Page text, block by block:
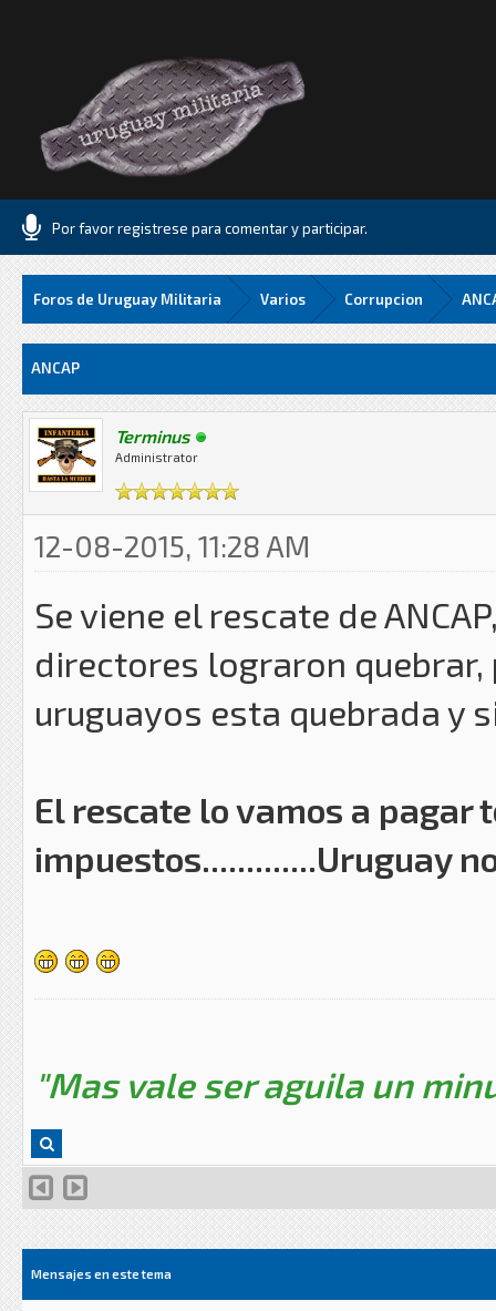
Por favor registrese para comentar y participar.
Foros de Uruguay Militaria Varios Corrupcion
ANCAP
Terminus
Administrator
12-08-2015, 11:28 AM
Se viene el rescate de
directores lograron
uruguayos esta quebrada y
El rescate lo vamos a pagar
impuestos.............Uruguay
"Mas vale ser aguila un
Mensajes en este tema